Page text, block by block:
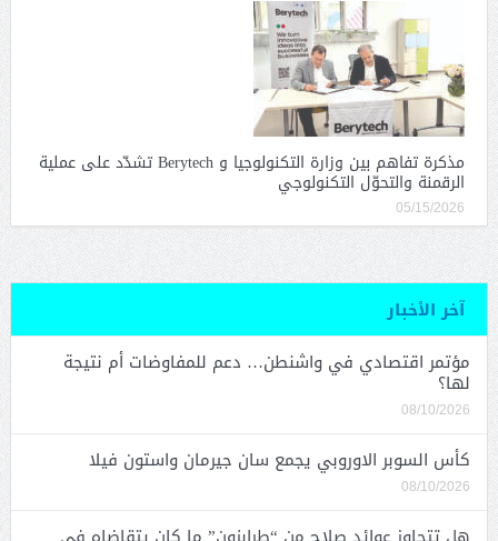
مذكرة تفاهم بين وزارة التكنولوجيا و Berytech تشدّد على عملية
الرقمنة والتحوّل التكنولوجي
05/15/2026
آخر الأخبار
مؤتمر اقتصادي في واشنطن… دعم للمفاوضات أم نتيجة
لها؟
08/10/2026
كأس السوبر الاوروبي يجمع سان جيرمان واستون فيلا
08/10/2026